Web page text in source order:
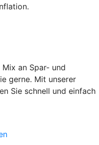
an Spar- und
gerne. Mit unserer
Sie schnell und einfach